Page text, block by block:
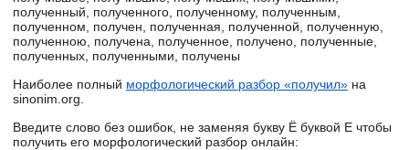
полученный, полученного, полученному, полученным,
полученном, получен, полученная, полученной, полученную,
полученною, получена, полученное, получено, полученные,
полученных, полученными, получены
Наиболее полный морфологический разбор «получил» на
sinonim.org.
Введите слово без ошибок, не заменяя букву Ё буквой Е чтобы
получить его морфологический разбор онлайн: